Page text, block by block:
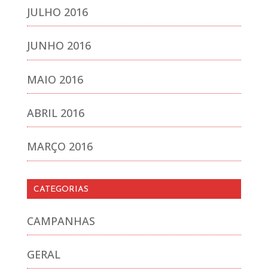
JULHO 2016
JUNHO 2016
MAIO 2016
ABRIL 2016
MARÇO 2016
CATEGORIAS
CAMPANHAS
GERAL